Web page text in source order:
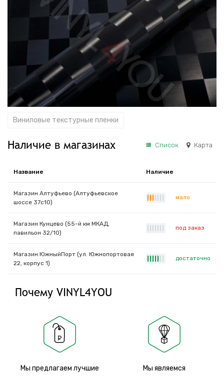
Виниловые текстурные пленки
Наличие в магазинах Список Карта
Название Наличие
Магазин Алтуфьево (Алтуфьевское
шоссе 37с10)
мало
Магазин Кунцево (55-й км МКАД,
павильон 32/10)
под заказ
Магазин ЮжныйПорт (ул. Южнопортовая
22, корпус 1)
достаточно
Почему VINYL4YOU
Мы предлагаем лучшие
Мы являемся